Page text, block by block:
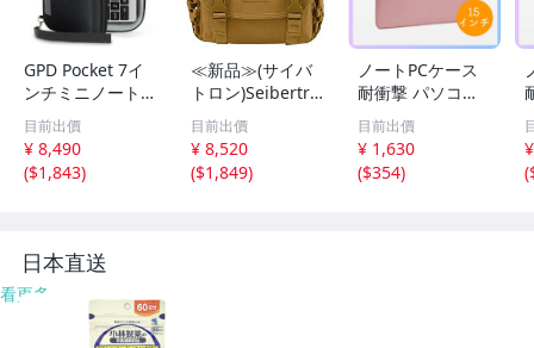
GPD Pocket 7イ
ンチミニノートパ
ソコンPCハード
シェルストレージ
トラベルケース U
SA Gear - HS7.5
目前出價
¥ 8,490
($1,843)
≪新品≫(サイバ
トロン)Seibertro
n PCバッグ リュ
ック ショルダー
バックパック15.6
&#34; ノートパ
目前出價
¥ 8,520
($1,849)
ノートPCケース
耐衝撃 パソコン
ケース バッグ 15
インチ 撥水 軽量
保護 シンプル 防
水 MacBook Surf
目前出價
¥ 1,630
($354)
(
日本直送
看更多